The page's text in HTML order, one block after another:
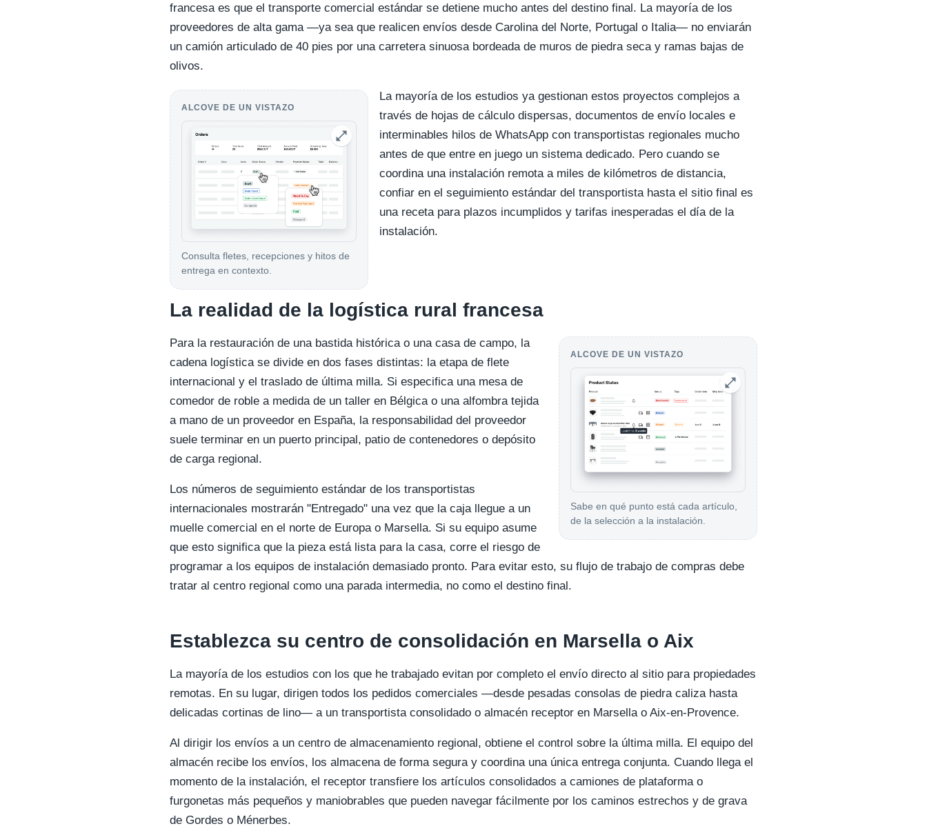
francesa es que el transporte comercial estándar se detiene mucho antes del destino final. La mayoría de los
proveedores de alta gama —ya sea que realicen envíos desde Carolina del Norte, Portugal o Italia— no enviarán
un camión articulado de 40 pies por una carretera sinuosa bordeada de muros de piedra seca y ramas bajas de
olivos.
ALCOVE DE UN VISTAZO
Consulta fletes, recepciones y hitos de
entrega en contexto.
La mayoría de los estudios ya gestionan estos proyectos complejos a
través de hojas de cálculo dispersas, documentos de envío locales e
interminables hilos de WhatsApp con transportistas regionales mucho
antes de que entre en juego un sistema dedicado. Pero cuando se
coordina una instalación remota a miles de kilómetros de distancia,
confiar en el seguimiento estándar del transportista hasta el sitio final es
una receta para plazos incumplidos y tarifas inesperadas el día de la
instalación.
La realidad de la logística rural francesa
ALCOVE DE UN VISTAZO
Sabe en qué punto está cada artículo,
de la selección a la instalación.
Para la restauración de una bastida histórica o una casa de campo, la
cadena logística se divide en dos fases distintas: la etapa de flete
internacional y el traslado de última milla. Si especifica una mesa de
comedor de roble a medida de un taller en Bélgica o una alfombra tejida
a mano de un proveedor en España, la responsabilidad del proveedor
suele terminar en un puerto principal, patio de contenedores o depósito
de carga regional.
Los números de seguimiento estándar de los transportistas
internacionales mostrarán "Entregado" una vez que la caja llegue a un
muelle comercial en el norte de Europa o Marsella. Si su equipo asume
que esto significa que la pieza está lista para la casa, corre el riesgo de
programar a los equipos de instalación demasiado pronto. Para evitar esto, su flujo de trabajo de compras debe
tratar al centro regional como una parada intermedia, no como el destino final.
Establezca su centro de consolidación en Marsella o Aix
La mayoría de los estudios con los que he trabajado evitan por completo el envío directo al sitio para propiedades
remotas. En su lugar, dirigen todos los pedidos comerciales —desde pesadas consolas de piedra caliza hasta
delicadas cortinas de lino— a un transportista consolidado o almacén receptor en Marsella o Aix-en-Provence.
Al dirigir los envíos a un centro de almacenamiento regional, obtiene el control sobre la última milla. El equipo del
almacén recibe los envíos, los almacena de forma segura y coordina una única entrega conjunta. Cuando llega el
momento de la instalación, el receptor transfiere los artículos consolidados a camiones de plataforma o
furgonetas más pequeños y maniobrables que pueden navegar fácilmente por los caminos estrechos y de grava
de Gordes o Ménerbes.